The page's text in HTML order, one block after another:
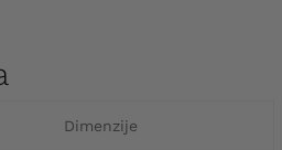
Dimenzije